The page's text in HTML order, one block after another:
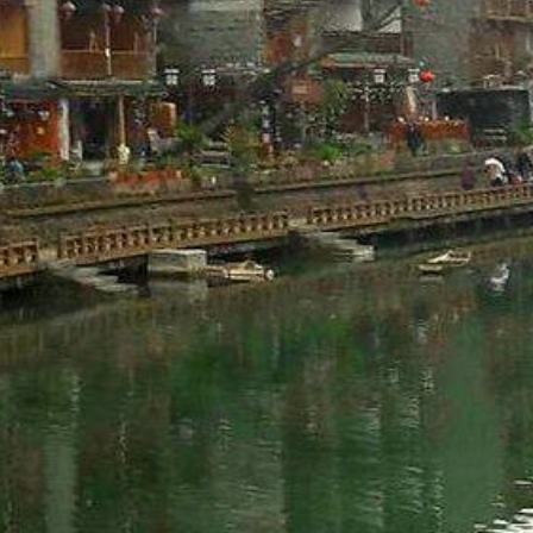
影評 | 電影感想
食記
台北美食
台中美食
宜蘭美食
苗栗美食
雲林美食
綠島美食
台南美食
高雄美食
中式料理